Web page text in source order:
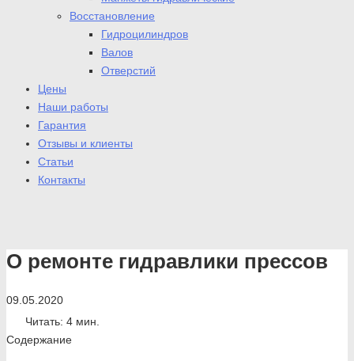
Восстановление
Гидроцилиндров
Валов
Отверстий
Цены
Наши работы
Гарантия
Отзывы и клиенты
Статьи
Контакты
О ремонте гидравлики прессов
09.05.2020
Читать: 4 мин.
Содержание